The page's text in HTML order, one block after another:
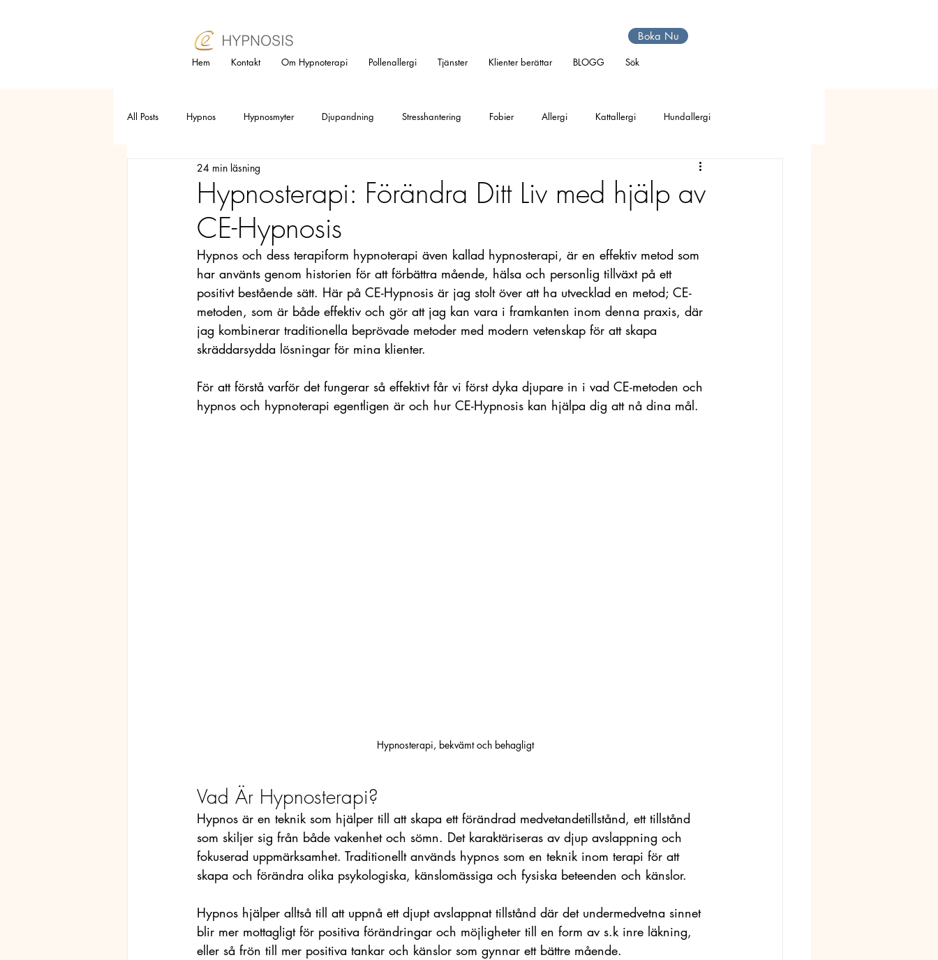
Hem Kontakt Om Hypnoterapi Pollenallergi Tjänster Klienter berättar BLOGG Sök
Boka Nu
All Posts Hypnos Hypnosmyter Djupandning Stresshantering Fobier Allergi Kattallergi Hundallergi
Pälsdjursallergi Sorg Avslappning
Utbrändhet Presentkort Depression
placebo
Hypnosterapi: Förändra Ditt Liv med hjälp av
CE-Hypnosis
24 min läsning
Hypnos och dess terapiform hypnoterapi även kallad hypnosterapi, är en effektiv metod som
har använts genom historien för att förbättra mående, hälsa och personlig tillväxt på ett
positivt bestående sätt. Här på CE-Hypnosis är jag stolt över att ha utvecklad en metod; CE-
metoden, som är både effektiv och gör att jag kan vara i framkanten inom denna praxis, där
jag kombinerar traditionella beprövade metoder med modern vetenskap för att skapa
skräddarsydda lösningar för mina klienter.
För att förstå varför det fungerar så effektivt får vi först dyka djupare in i vad CE-metoden och
hypnos och hypnoterapi egentligen är och hur CE-Hypnosis kan hjälpa dig att nå dina mål.
Hypnosterapi, bekvämt och behagligt
Vad Är Hypnosterapi?
Hypnos är en teknik som hjälper till att skapa ett förändrad medvetandetillstånd, ett tillstånd
som skiljer sig från både vakenhet och sömn. Det karaktäriseras av djup avslappning och
fokuserad uppmärksamhet. Traditionellt används hypnos som en teknik inom terapi för att
skapa och förändra olika psykologiska, känslomässiga och fysiska beteenden och känslor.
Hypnos hjälper alltså till att uppnå ett djupt avslappnat tillstånd där det undermedvetna sinnet
blir mer mottagligt för positiva förändringar och möjligheter till en form av s.k inre läkning,
eller så frön till mer positiva tankar och känslor som gynnar ett bättre mående.